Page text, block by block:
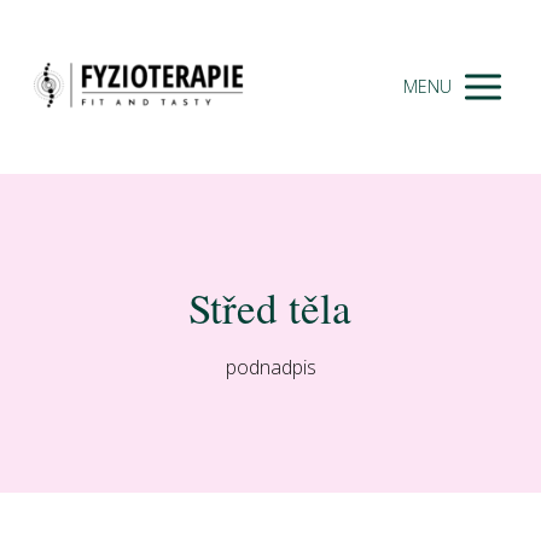
MENU
Střed těla
podnadpis